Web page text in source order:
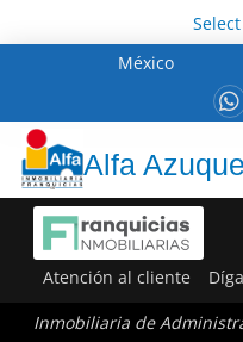
México
Alfa
Atención al cliente
Inmobiliaria de